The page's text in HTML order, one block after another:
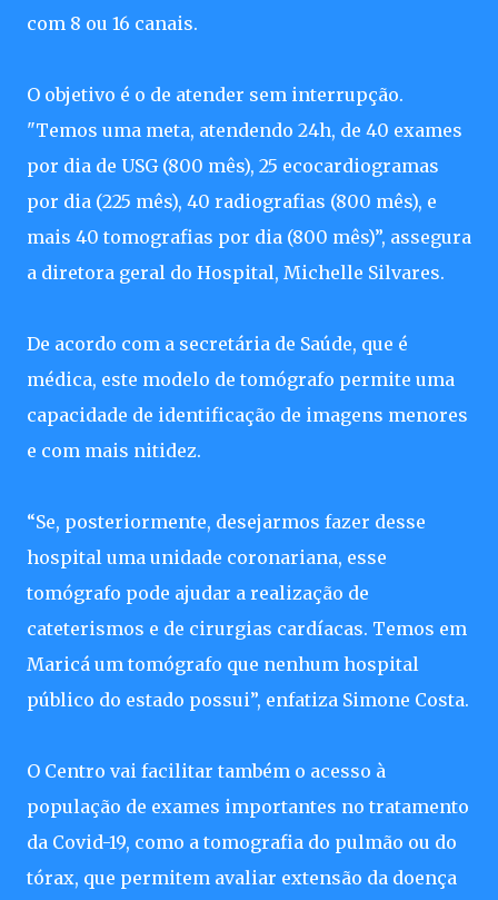
com 8 ou 16 canais.
O objetivo é o de atender sem interrupção.
"Temos uma meta, atendendo 24h, de 40 exames
por dia de USG (800 mês), 25 ecocardiogramas
por dia (225 mês), 40 radiografias (800 mês), e
mais 40 tomografias por dia (800 mês)”, assegura
a diretora geral do Hospital, Michelle Silvares.
De acordo com a secretária de Saúde, que é
médica, este modelo de tomógrafo permite uma
capacidade de identificação de imagens menores
e com mais nitidez.
“Se, posteriormente, desejarmos fazer desse
hospital uma unidade coronariana, esse
tomógrafo pode ajudar a realização de
cateterismos e de cirurgias cardíacas. Temos em
Maricá um tomógrafo que nenhum hospital
público do estado possui”, enfatiza Simone Costa.
O Centro vai facilitar também o acesso à
população de exames importantes no tratamento
da Covid-19, como a tomografia do pulmão ou do
tórax, que permitem avaliar extensão da doença